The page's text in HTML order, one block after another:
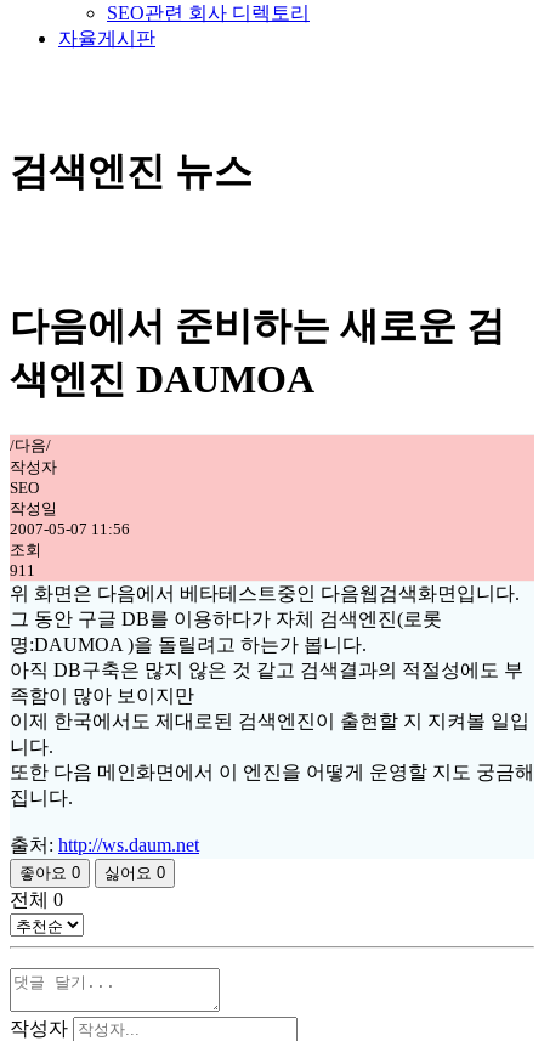
SEO관련 회사 디렉토리
자율게시판
검색엔진 뉴스
다음에서 준비하는 새로운 검
색엔진 DAUMOA
/다음/
작성자
SEO
작성일
2007-05-07 11:56
조회
911
위 화면은 다음에서 베타테스트중인 다음웹검색화면입니다.
그 동안 구글 DB를 이용하다가 자체 검색엔진(로롯
명:DAUMOA )을 돌릴려고 하는가 봅니다.
아직 DB구축은 많지 않은 것 같고 검색결과의 적절성에도 부
족함이 많아 보이지만
이제 한국에서도 제대로된 검색엔진이 출현할 지 지켜볼 일입
니다.
또한 다음 메인화면에서 이 엔진을 어떻게 운영할 지도 궁금해
집니다.
출처: http://ws.daum.net
좋아요 0 싫어요 0
전체 0
작성자